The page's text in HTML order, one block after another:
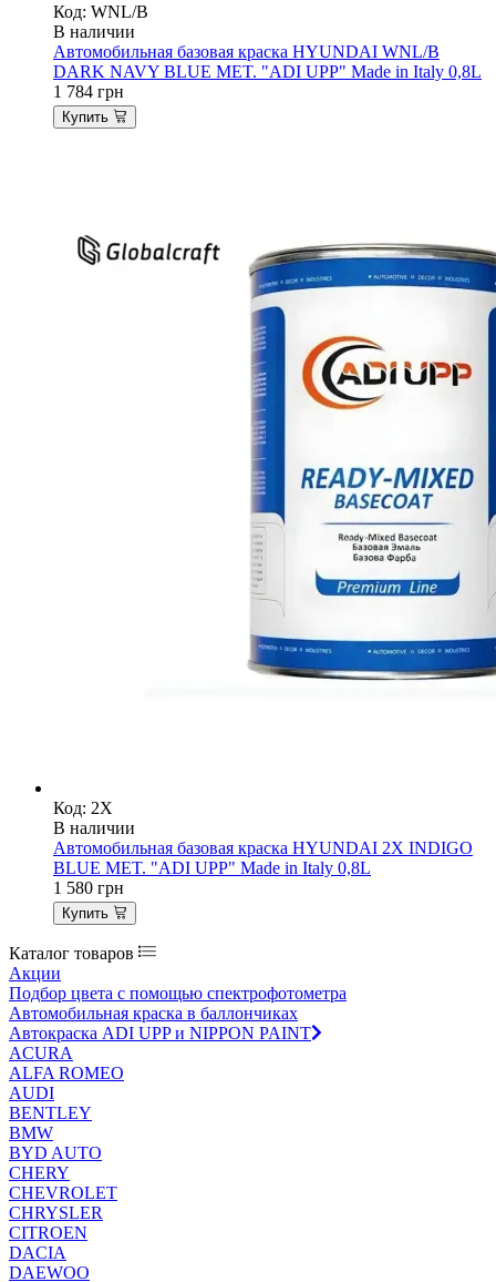
Код: WNL/B
В наличии
Автомобильная базовая краска HYUNDAI WNL/B
DARK NAVY BLUE MET. "ADI UPP" Made in Italy 0,8L
1 784 грн
Купить
Код: 2X
В наличии
Автомобильная базовая краска HYUNDAI 2X INDIGO
BLUE MET. "ADI UPP" Made in Italy 0,8L
1 580 грн
Купить
Каталог товаров
Акции
Подбор цвета с помощью спектрофотометра
Автомобильная краска в баллончиках
Автокраска ADI UPP и NIPPON PAINT
ACURA
ALFA ROMEO
AUDI
BENTLEY
BMW
BYD AUTO
CHERY
CHEVROLET
CHRYSLER
CITROEN
DACIA
DAEWOO